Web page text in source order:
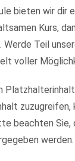
bieten wir dir
Kurs,
Teil
voller
zuzugreifen,
beachten Sie,
werden.